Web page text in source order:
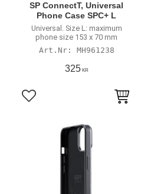
SP ConnectT, Universal
Phone Case SPC+ L
Universal. Size L: maximum
phone size 153 x 70 mm
MH961238
325KR
Lägg till i favoriter